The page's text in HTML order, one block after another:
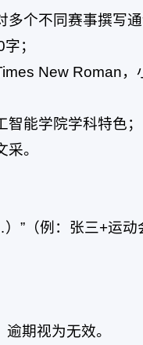
个不同赛事撰写通
；
New Roman，
能学院学科特色；
。
”（例：张三+运动
期视为无效。